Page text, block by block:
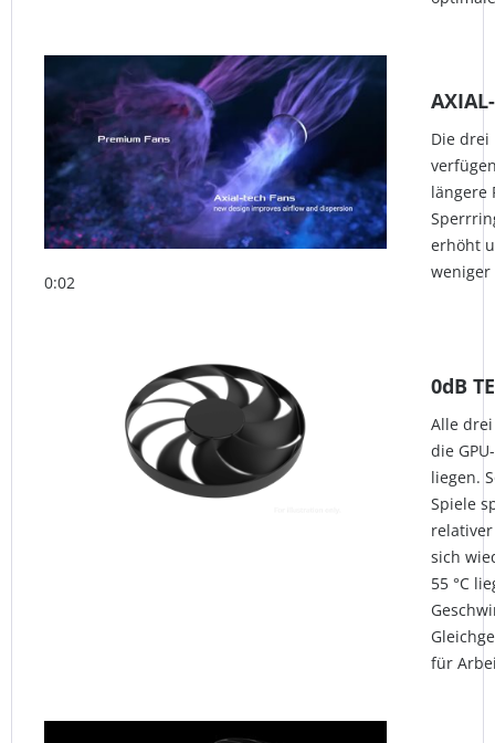
0:02
Die drei
längere
erhöht
weniger
0dB
Alle
die
liegen.
Spiele
sich
55 °C
für